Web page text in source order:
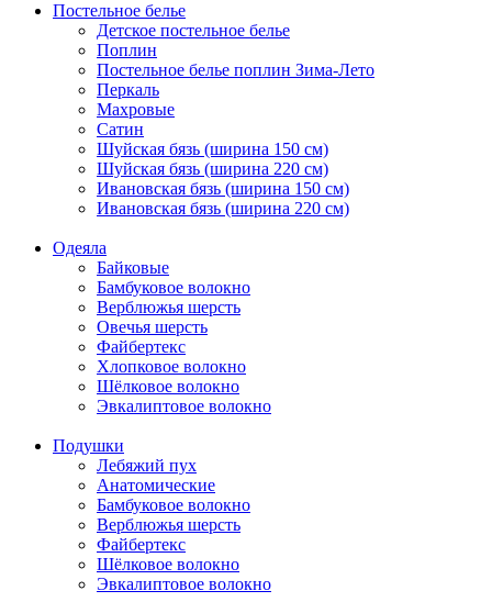
Постельное белье
Детское постельное белье
Поплин
Постельное белье поплин Зима-Лето
Перкаль
Махровые
Сатин
Шуйская бязь (ширина 150 см)
Шуйская бязь (ширина 220 см)
Ивановская бязь (ширина 150 см)
Ивановская бязь (ширина 220 см)
Одеяла
Байковые
Бамбуковое волокно
Верблюжья шерсть
Овечья шерсть
Файбертекс
Хлопковое волокно
Шёлковое волокно
Эвкалиптовое волокно
Подушки
Лебяжий пух
Анатомические
Бамбуковое волокно
Верблюжья шерсть
Файбертекс
Шёлковое волокно
Эвкалиптовое волокно